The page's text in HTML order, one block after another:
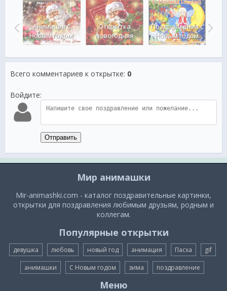
Анимация С
Новым годом!
Открытка
новогодняя
Поздравления с
Новым годом
Всего комментариев к открытке: 0
Войдите:
Отправить
Мир анимашки
Mir-animashki.com - каталог поздравительные картинки,
открытки для поздравления любимым друзьям, родным и
коллегам.
Популярные открытки
девушка любовь новый год анимация Пасха gif
анимашки С Новым годом зима поздравление
Меню